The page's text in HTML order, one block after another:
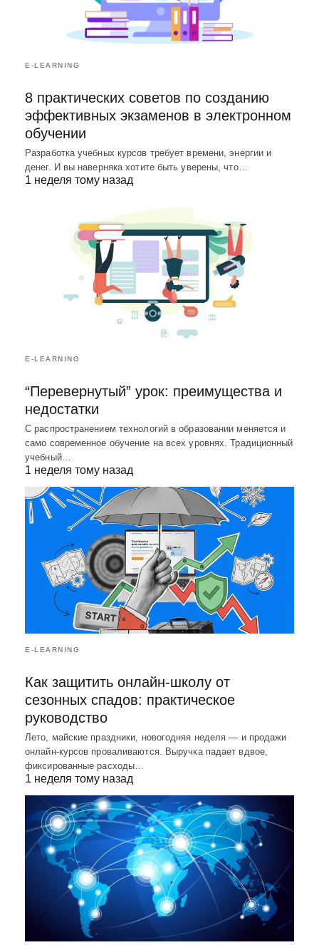
E-LEARNING
8 практических советов по созданию
эффективных экзаменов в электронном
обучении
Разработка учебных курсов требует времени, энергии и
денег. И вы наверняка хотите быть уверены, что…
1 неделя тому назад
E-LEARNING
“Перевернутый” урок: преимущества и
недостатки
С распространением технологий в образовании меняется и
само современное обучение на всех уровнях. Традиционный
учебный…
1 неделя тому назад
E-LEARNING
Как защитить онлайн-школу от
сезонных спадов: практическое
руководство
Лето, майские праздники, новогодняя неделя — и продажи
онлайн-курсов проваливаются. Выручка падает вдвое,
фиксированные расходы…
1 неделя тому назад